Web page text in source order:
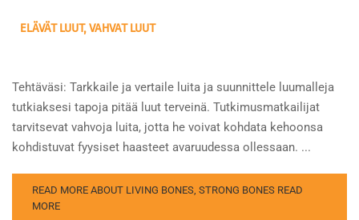
ELÄVÄT LUUT, VAHVAT LUUT
Tehtäväsi: Tarkkaile ja vertaile luita ja suunnittele luumalleja
tutkiaksesi tapoja pitää luut terveinä. Tutkimusmatkailijat
tarvitsevat vahvoja luita, jotta he voivat kohdata kehoonsa
kohdistuvat fyysiset haasteet avaruudessa ollessaan. ...
READ MORE ABOUT LIVING BONES, STRONG BONES READ
MORE